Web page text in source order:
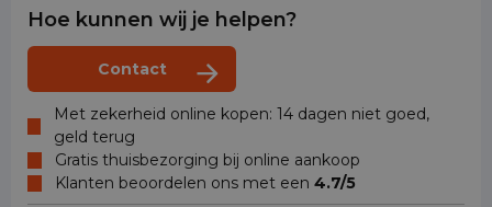
Hoe kunnen wij je helpen?
Contact
Met zekerheid online kopen: 14 dagen niet goed,
geld terug
Gratis thuisbezorging bij online aankoop
Klanten beoordelen ons met een 4.7/5